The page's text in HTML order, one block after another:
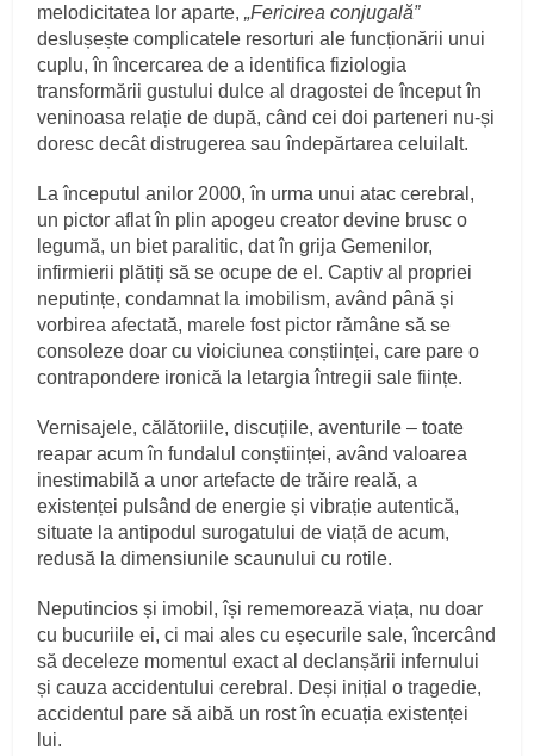
melodicitatea lor aparte, „Fericirea conjugală”
deslușește complicatele resorturi ale funcționării unui
cuplu, în încercarea de a identifica fiziologia
transformării gustului dulce al dragostei de început în
veninoasa relație de după, când cei doi parteneri nu-și
doresc decât distrugerea sau îndepărtarea celuilalt.
La începutul anilor 2000, în urma unui atac cerebral,
un pictor aflat în plin apogeu creator devine brusc o
legumă, un biet paralitic, dat în grija Gemenilor,
infirmierii plătiți să se ocupe de el. Captiv al propriei
neputințe, condamnat la imobilism, având până și
vorbirea afectată, marele fost pictor rămâne să se
consoleze doar cu vioiciunea conștiinței, care pare o
contrapondere ironică la letargia întregii sale ființe.
Vernisajele, călătoriile, discuțiile, aventurile – toate
reapar acum în fundalul conștiinței, având valoarea
inestimabilă a unor artefacte de trăire reală, a
existenței pulsând de energie și vibrație autentică,
situate la antipodul surogatului de viață de acum,
redusă la dimensiunile scaunului cu rotile.
Neputincios și imobil, își rememorează viața, nu doar
cu bucuriile ei, ci mai ales cu eșecurile sale, încercând
să deceleze momentul exact al declanșării infernului
și cauza accidentului cerebral. Deși inițial o tragedie,
accidentul pare să aibă un rost în ecuația existenței
lui.